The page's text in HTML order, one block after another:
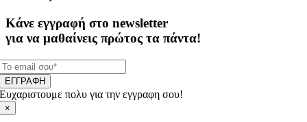
Κάνε εγγραφή στο newsletter
για να μαθαίνεις πρώτος τα πάντα!
ΕΓΓΡΑΦΗ
Ευχαριστουμε πολυ για την εγγραφη σου!
×